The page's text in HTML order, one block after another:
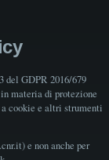
del GDPR 2016/679
materia di protezione
cookie e altri strumenti
e non anche per